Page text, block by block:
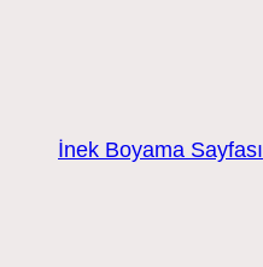
İnek Boyama Sayfası